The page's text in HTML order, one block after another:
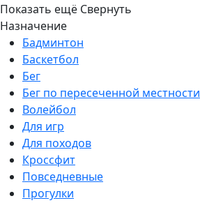
Показать ещё Свернуть
Назначение
Бадминтон
Баскетбол
Бег
Бег по пересеченной местности
Волейбол
Для игр
Для походов
Кроссфит
Повседневные
Прогулки